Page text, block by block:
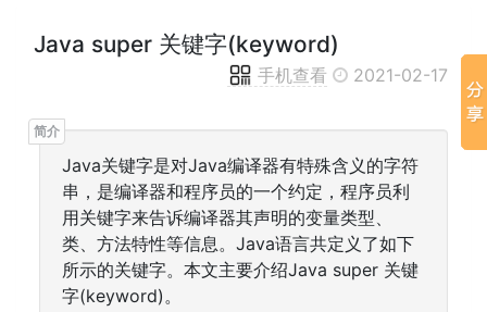
Java super 关键字(keyword)
手机查看 2021-02-17
Java关键字是对Java编译器有特殊含义的字符
串，是编译器和程序员的一个约定，程序员利
用关键字来告诉编译器其声明的变量类型、
类、方法特性等信息。Java语言共定义了如下
所示的关键字。本文主要介绍Java super 关键
字(keyword)。